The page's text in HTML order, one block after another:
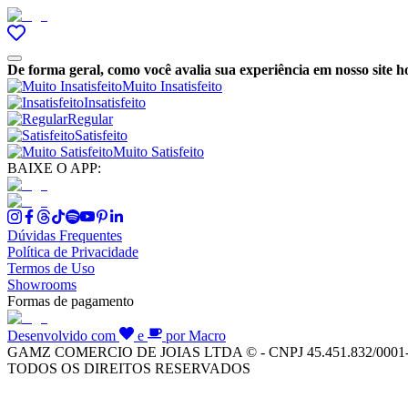
De forma geral, como você avalia sua experiência em nosso site
Muito Insatisfeito
Insatisfeito
Regular
Satisfeito
Muito Satisfeito
BAIXE O APP:
Dúvidas Frequentes
Política de Privacidade
Termos de Uso
Showrooms
Formas de pagamento
Desenvolvido com e
por Macro
GAMZ COMERCIO DE JOIAS LTDA © - CNPJ 45.451.832/
TODOS OS DIREITOS RESERVADOS